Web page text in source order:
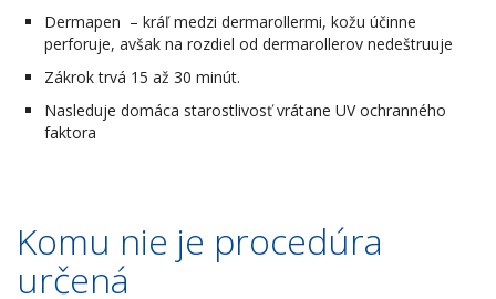
Dermapen – kráľ medzi dermarollermi, kožu účinne
perforuje, avšak na rozdiel od dermarollerov nedeštruuje
Zákrok trvá 15 až 30 minút.
Nasleduje domáca starostlivosť vrátane UV ochranného
faktora
Komu nie je procedúra
určená